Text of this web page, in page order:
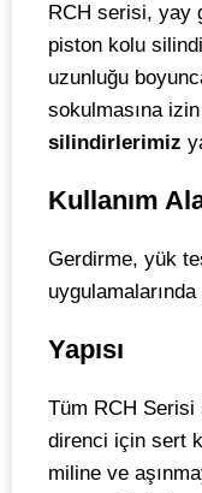
RCH serisi, yay
piston kolu
uzunluğu
sokulmasına
silindirlerimiz
Kullanım
Gerdirme, yük
Yapısı
Tüm RCH
direnci için sert
miline ve